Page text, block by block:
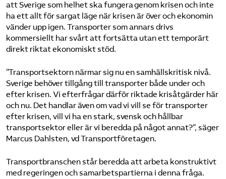
att Sverige som helhet ska fungera genom krisen och inte
ha ett allt för sargat läge när krisen är över och ekonomin
vänder upp igen. Transporter som annars drivs
kommersiellt har svårt att fortsätta utan ett temporärt
direkt riktat ekonomiskt stöd.
”Transportsektorn närmar sig nu en samhällskritisk nivå.
Sverige behöver tillgång till transporter både under och
efter krisen. Vi efterfrågar därför riktade krisåtgärder här
och nu. Det handlar även om vad vi vill se för transporter
efter krisen, vill vi ha en stark, svensk och hållbar
transportsektor eller är vi beredda på något annat?”, säger
Marcus Dahlsten, vd Transportföretagen.
Transportbranschen står beredda att arbeta konstruktivt
med regeringen och samarbetspartierna i denna fråga.